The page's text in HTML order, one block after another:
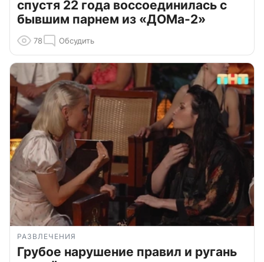
спустя 22 года воссоединилась с
бывшим парнем из «ДОМа-2»
78 Обсудить
РАЗВЛЕЧЕНИЯ
Грубое нарушение правил и ругань